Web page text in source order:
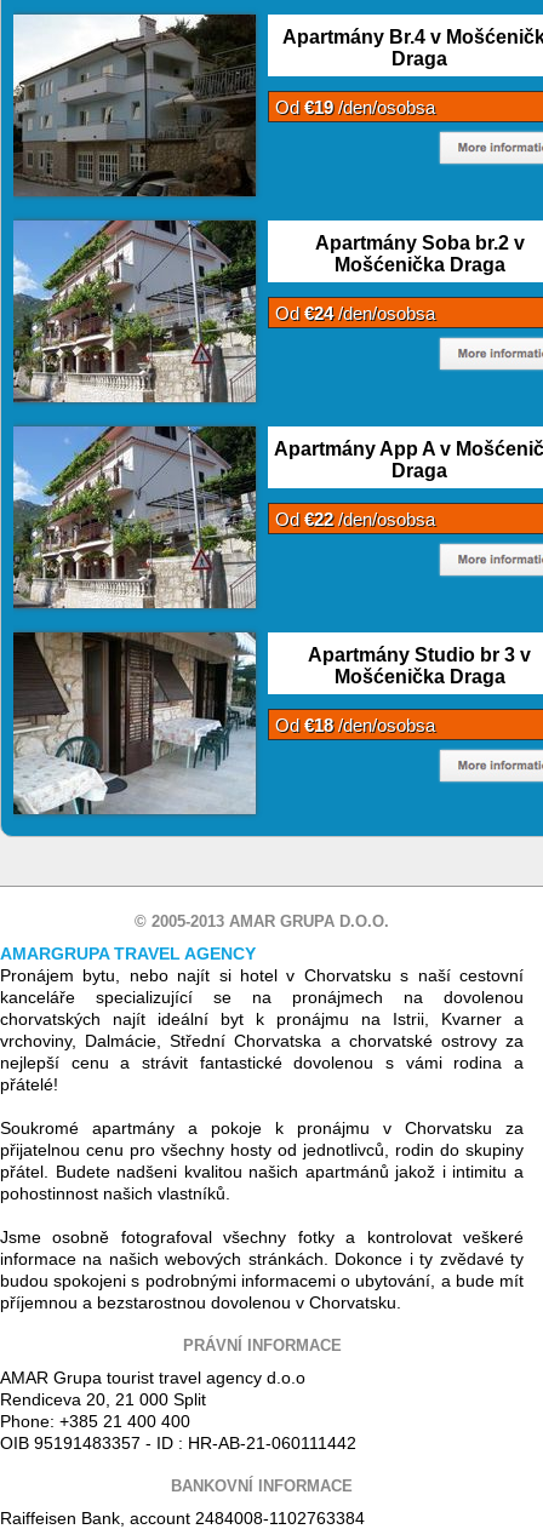
Apartmány Br.4 v
Draga
Od€19/den/osobsa
Apartmány Soba br.2 v
Mošćenička Draga
Od€24/den/osobsa
Apartmány App A v
Draga
Od€22/den/osobsa
Apartmány Studio br 3 v
Mošćenička Draga
Od€18/den/osobsa
© 2005-2013 AMAR GRUPA D.O.O.
AMARGRUPA TRAVEL AGENCY
Pronájem bytu, nebo najít si hotel v Chorvatsku s naší cestovní
kanceláře specializující se na pronájmech na dovolenou
chorvatských najít ideální byt k pronájmu na Istrii, Kvarner a
vrchoviny, Dalmácie, Střední Chorvatska a chorvatské ostrovy za
nejlepší cenu a strávit fantastické dovolenou s vámi rodina a
přátelé!
Soukromé apartmány a pokoje k pronájmu v Chorvatsku za
přijatelnou cenu pro všechny hosty od jednotlivců, rodin do skupiny
přátel. Budete nadšeni kvalitou našich apartmánů jakož i intimitu a
pohostinnost našich vlastníků.
Jsme osobně fotografoval všechny fotky a kontrolovat veškeré
informace na našich webových stránkách. Dokonce i ty zvědavé ty
budou spokojeni s podrobnými informacemi o ubytování, a bude mít
příjemnou a bezstarostnou dovolenou v Chorvatsku.
PRÁVNÍ INFORMACE
AMAR Grupa tourist travel agency d.o.o
Rendiceva 20, 21 000 Split
Phone: +385 21 400 400
OIB 95191483357 - ID : HR-AB-21-060111442
BANKOVNÍ INFORMACE
Raiffeisen Bank, account 2484008-1102763384